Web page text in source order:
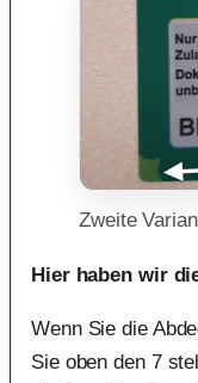
Zweite
Hier haben wir
Wenn Sie die
Sie oben den 7